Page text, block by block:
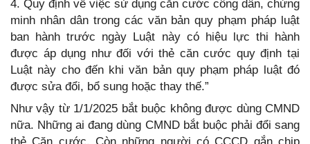
4. Quy định về việc sử dụng căn cước công dân, chứng
minh nhân dân trong các văn bản quy phạm pháp luật
ban hành trước ngày Luật này có hiệu lực thi hành
được áp dụng như đối với thẻ căn cước quy định tại
Luật này cho đến khi văn bản quy phạm pháp luật đó
được sửa đổi, bổ sung hoặc thay thế.”
Như vậy từ 1/1/2025 bắt buộc không được dùng CMND
nữa. Những ai đang dùng CMND bắt buộc phải đổi sang